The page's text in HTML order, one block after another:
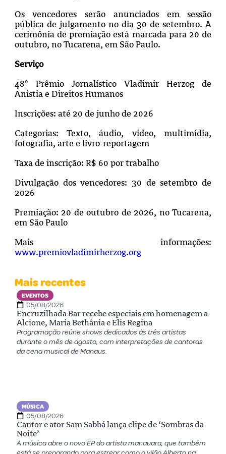
Os vencedores serão anunciados em sessão
pública de julgamento no dia 30 de setembro. A
cerimônia de premiação está marcada para 20 de
outubro, no Tucarena, em São Paulo.
Serviço
48º Prêmio Jornalístico Vladimir Herzog de
Anistia e Direitos Humanos
Inscrições: até 20 de junho de 2026
Categorias: Texto, áudio, vídeo, multimídia,
fotografia, arte e livro-reportagem
Taxa de inscrição: R$ 60 por trabalho
Divulgação dos vencedores: 30 de setembro de
2026
Premiação: 20 de outubro de 2026, no Tucarena,
em São Paulo
Mais informações:
www.premiovladimirherzog.org
Mais recentes
EVENTOS
05/08/2026
Encruzilhada Bar recebe especiais em homenagem a
Alcione, Maria Bethânia e Elis Regina
Programação reúne shows dedicados às três artistas
durante o mês de agosto, com interpretações de cantoras
da cena musical de Manaus.
MÚSICA
05/08/2026
Cantor e ator Sam Sabbá lança clipe de ‘Sombras da
Noite’
A música abre o novo EP do artista manauara, que também